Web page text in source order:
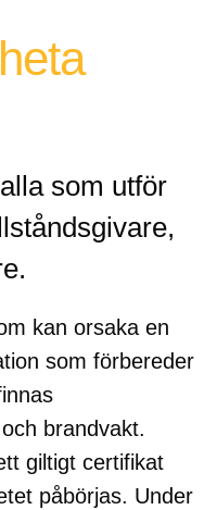
som utför
kan orsaka en
som förbereder
brandvakt.
giltigt certifikat
påbörjas. Under